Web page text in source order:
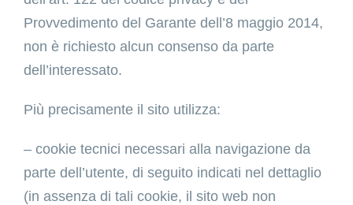
Provvedimento del Garante dell’8 maggio 2014,
non è richiesto alcun consenso da parte
dell’interessato.
Più precisamente il sito utilizza:
– cookie tecnici necessari alla navigazione da
parte dell’utente, di seguito indicati nel dettaglio
(in assenza di tali cookie, il sito web non